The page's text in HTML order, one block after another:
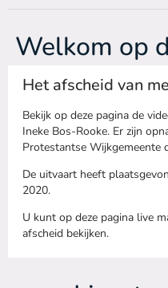
Welkom op
Het afscheid van
Bekijk op deze pagina de
Ineke Bos-Rooke. Er zijn
Protestantse Wijkgemeente
De uitvaart heeft
2020.
U kunt op deze pagina live
afscheid bekijken.